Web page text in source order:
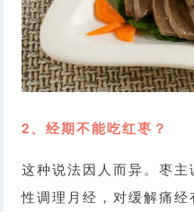
2、经期不能吃红枣？
这种说法因人而异。枣
性调理月经，对缓解痛